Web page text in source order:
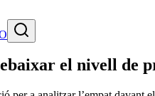
el nivell de